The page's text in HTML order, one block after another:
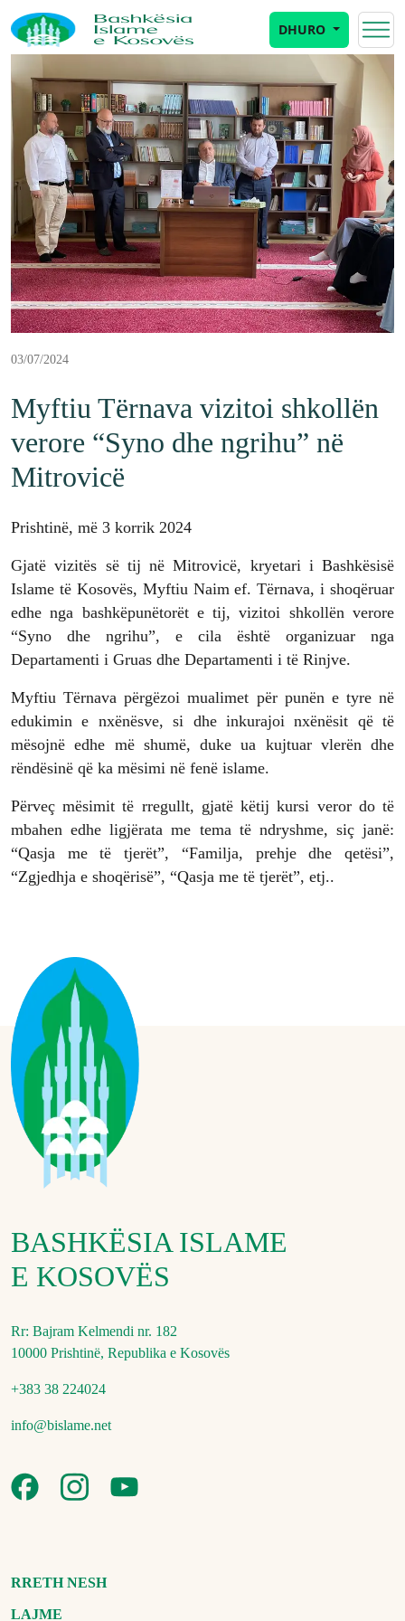
DHURO
03/07/2024
Myftiu Tërnava vizitoi shkollën
verore “Syno dhe ngrihu” në
Mitrovicë
Prishtinë, më 3 korrik 2024
Gjatë vizitës së tij në Mitrovicë, kryetari i Bashkësisë
Islame të Kosovës, Myftiu Naim ef. Tërnava, i shoqëruar
edhe nga bashkëpunëtorët e tij, vizitoi shkollën verore
“Syno dhe ngrihu”, e cila është organizuar nga
Departamenti i Gruas dhe Departamenti i të Rinjve.
Myftiu Tërnava përgëzoi mualimet për punën e tyre në
edukimin e nxënësve, si dhe inkurajoi nxënësit që të
mësojnë edhe më shumë, duke ua kujtuar vlerën dhe
rëndësinë që ka mësimi në fenë islame.
Përveç mësimit të rregullt, gjatë këtij kursi veror do të
mbahen edhe ligjërata me tema të ndryshme, siç janë:
“Qasja me të tjerët”, “Familja, prehje dhe qetësi”,
“Zgjedhja e shoqërisë”, “Qasja me të tjerët”, etj..
BASHKËSIA ISLAME
E KOSOVËS
Rr: Bajram Kelmendi nr. 182
10000 Prishtinë, Republika e Kosovës
+383 38 224024
info@bislame.net
RRETH NESH
LAJME